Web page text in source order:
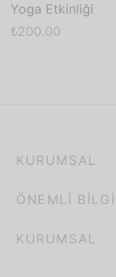
Yoga Etkinliği
₺200.00
KURUMSAL
ÖNEMLI
KURUMSAL